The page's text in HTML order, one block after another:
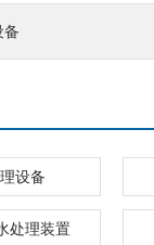
备
设备
处理装置